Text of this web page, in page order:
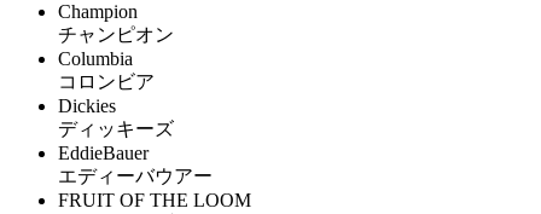
Champion
チャンピオン
Columbia
コロンビア
Dickies
ディッキーズ
EddieBauer
エディーバウアー
FRUIT OF THE LOOM